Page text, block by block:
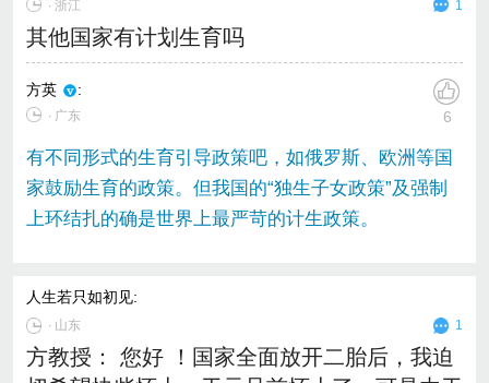
∙浙江 1
其他国家有计划生育吗
方英 :
∙ 广东 6
有不同形式的生育引导政策吧，如俄罗斯、欧洲等国
家鼓励生育的政策。但我国的“独生子女政策”及强制
上环结扎的确是世界上最严苛的计生政策。
人生若只如初见:
∙ 山东 1
方教授： 您好 ！国家全面放开二胎后，我迫